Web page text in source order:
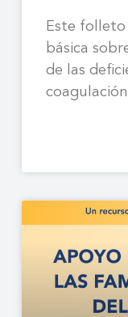
Este
básica
de las